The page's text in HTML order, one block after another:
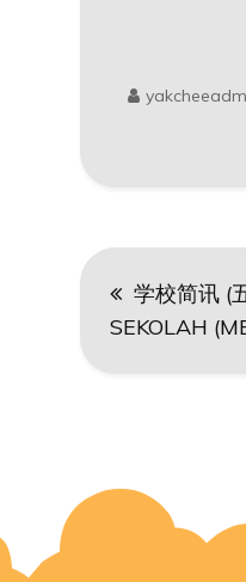
yakcheeadm
Post学校简讯 (
SEKOLAH